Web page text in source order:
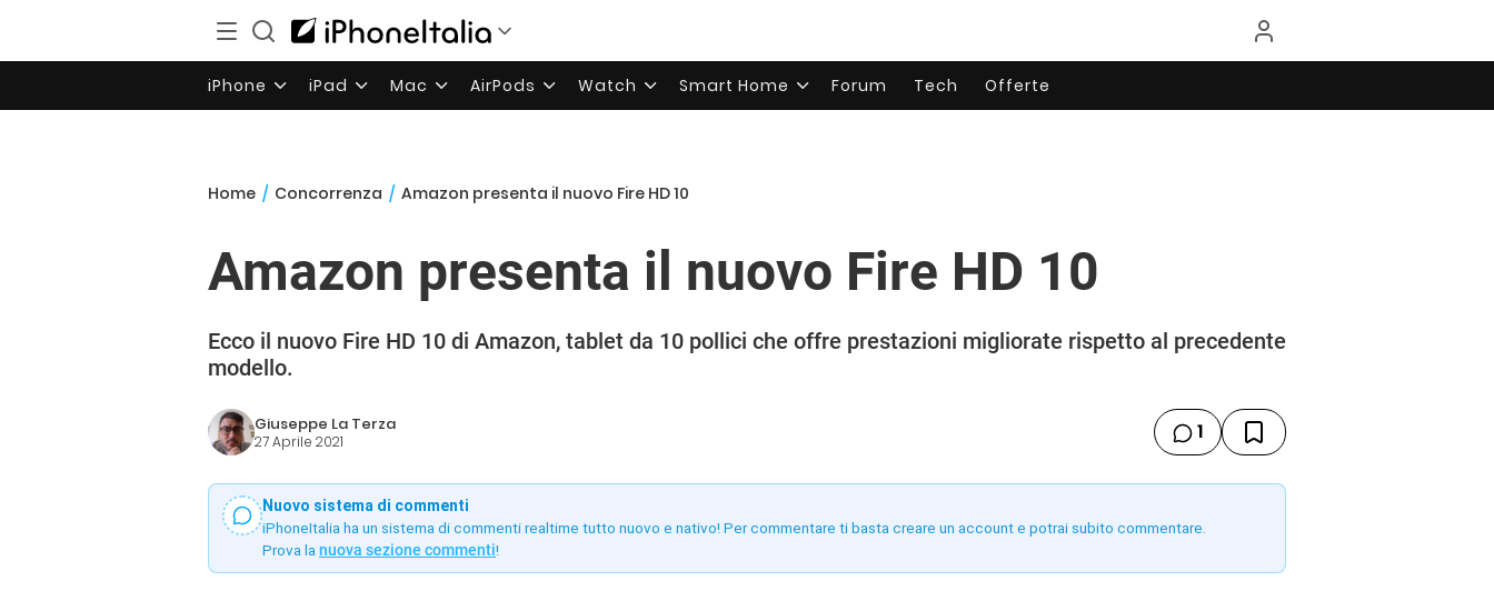
iPhone iPad Mac AirPods Watch Smart Home Forum Tech Offerte
Home / Concorrenza / Amazon presenta il nuovo Fire HD 10
Amazon presenta il nuovo Fire HD 10
Ecco il nuovo Fire HD 10 di Amazon, tablet da 10 pollici che offre prestazioni migliorate rispetto al precedente
modello.
Giuseppe La Terza
27 Aprile 2021 1
Nuovo sistema di commenti
iPhoneItalia ha un sistema di commenti realtime tutto nuovo e nativo! Per commentare ti basta creare un account e potrai subito commentare.
Prova la nuova sezione commenti!